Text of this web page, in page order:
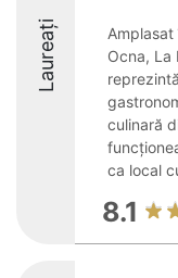
Laureați
Ocna, La
culinară
ca local
8.1